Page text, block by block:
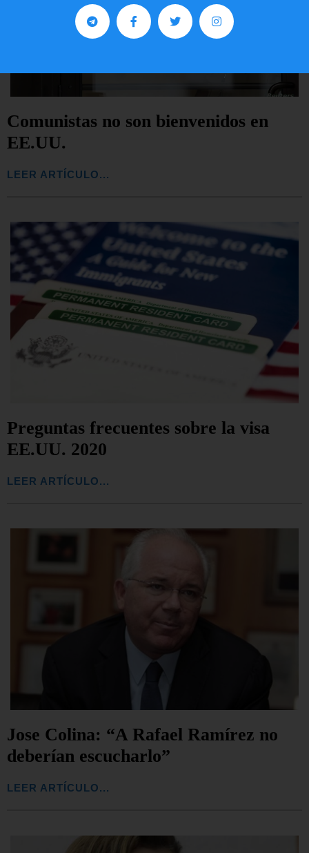
Comunistas no son bienvenidos en
EE.UU.
LEER ARTÍCULO...
Preguntas frecuentes sobre la visa
EE.UU. 2020
LEER ARTÍCULO...
Jose Colina: “A Rafael Ramírez no
deberían escucharlo”
LEER ARTÍCULO...